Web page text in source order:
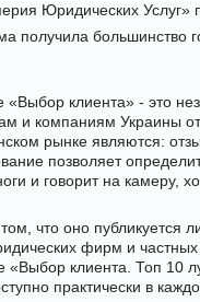
Юридических Услуг»
большинство
клиента» - это
и компаниям Украины
рынке являются:
позволяет
и говорит на камеру,
что оно публикуется
фирм и
клиента. Топ 10
практически в